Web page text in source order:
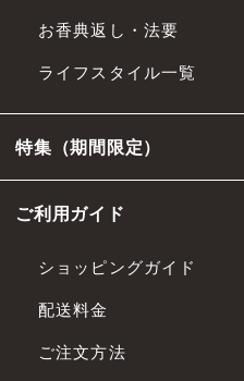
お香典返し・法要
ライフスタイル一覧
特集（期間限定）
ご利用ガイド
ショッピングガイド
配送料金
ご注文方法